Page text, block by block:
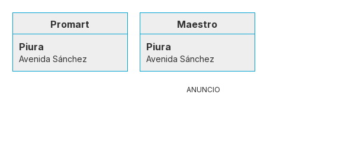
Promart
Piura
Avenida Sánchez
Maestro
Piura
Avenida Sánchez
ANUNCIO